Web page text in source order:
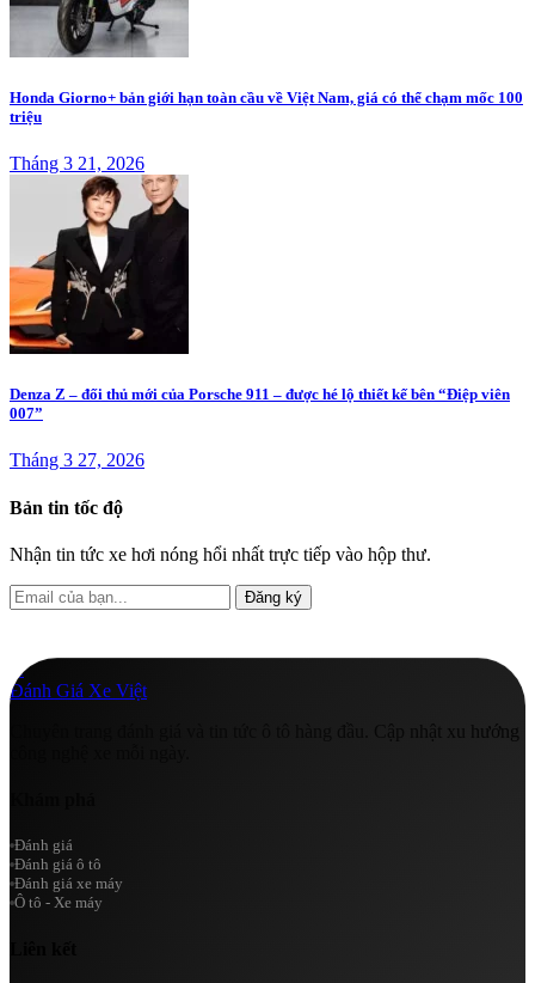
Honda Giorno+ bản giới hạn toàn cầu về Việt Nam, giá có thể chạm mốc 100
triệu
Tháng 3 21, 2026
Denza Z – đối thủ mới của Porsche 911 – được hé lộ thiết kế bên “Điệp viên
007”
Tháng 3 27, 2026
Bản tin tốc độ
Nhận tin tức xe hơi nóng hổi nhất trực tiếp vào hộp thư.
Đăng ký
A
Đánh Giá Xe Việt
Chuyên trang đánh giá và tin tức ô tô hàng đầu. Cập nhật xu hướng
Đánh giá
Đánh giá ô tô
Đánh giá xe máy
Ô tô - Xe máy